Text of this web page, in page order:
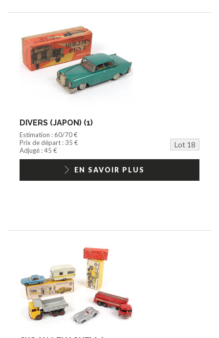
DIVERS (JAPON) (1)
Estimation : 60/70 €
Prix de départ : 35 €
Lot 18
Adjugé : 45 €
EN SAVOIR PLUS